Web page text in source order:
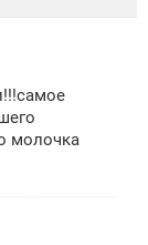
молочка